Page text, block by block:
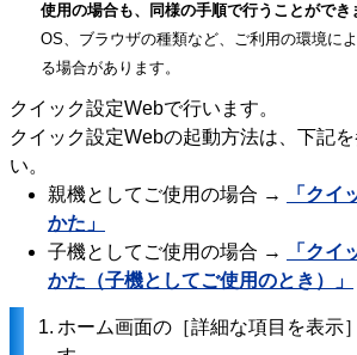
使用の場合も、同様の手順で行うことができ
OS、ブラウザの種類など、ご利用の環境に
る場合があります。
クイック設定Webで行います。
クイック設定Webの起動方法は、下記
い。
親機としてご使用の場合 →
「クイ
かた」
子機としてご使用の場合 →
「クイ
かた（子機としてご使用のとき）」
1. ホーム画面の［詳細な項目を表示